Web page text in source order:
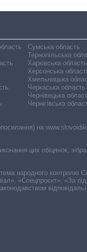
Сумська область
Тернопільська
Харківська область
Херсонська
Хмельницька
Черкаська область
Чернівецька
Чернігівська
на
цих обіцянок,
народного контролю
«Спецпроєкт», «За